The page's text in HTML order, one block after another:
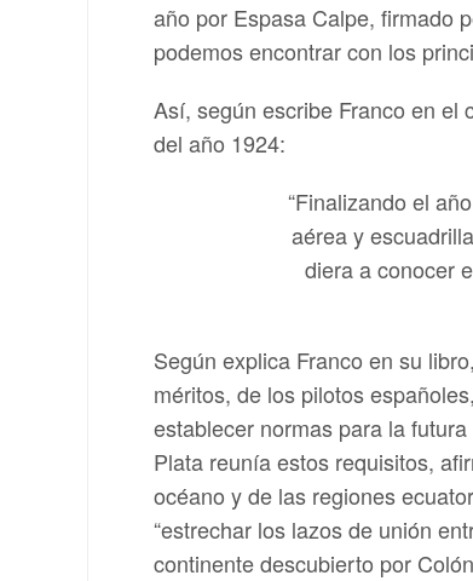
año por Espasa Calpe, firmado
podemos encontrar con los
Así, según escribe Franco en el
del año 1924:
“Finalizando el
aérea y
diera a conocer
Según explica Franco en su
méritos, de los pilotos
establecer normas para la
Plata reunía estos requisitos,
océano y de las regiones
“estrechar los lazos de unión
continente descubierto por